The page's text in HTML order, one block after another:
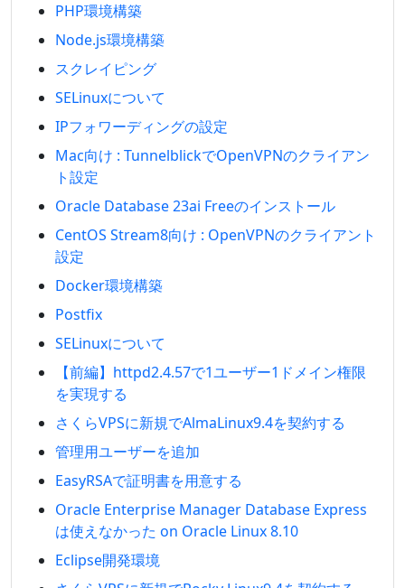
PHP環境構築
Node.js環境構築
スクレイピング
SELinuxについて
IPフォワーディングの設定
Mac向け : TunnelblickでOpenVPNのクライアン
ト設定
Oracle Database 23ai Freeのインストール
CentOS Stream8向け : OpenVPNのクライアント
設定
Docker環境構築
Postfix
SELinuxについて
【前編】httpd2.4.57で1ユーザー1ドメイン権限
を実現する
さくらVPSに新規でAlmaLinux9.4を契約する
管理用ユーザーを追加
EasyRSAで証明書を用意する
Oracle Enterprise Manager Database Express
は使えなかった on Oracle Linux 8.10
Eclipse開発環境